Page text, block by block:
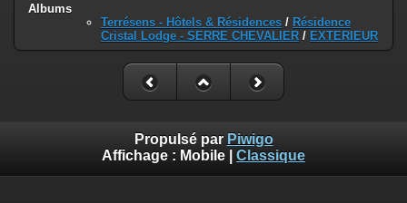
Albums
Terrésens - Hôtels & Résidences / Résidence
Cristal Lodge - SERRE CHEVALIER / EXTERIEUR
Propulsé par Piwigo
Affichage : Mobile Classique